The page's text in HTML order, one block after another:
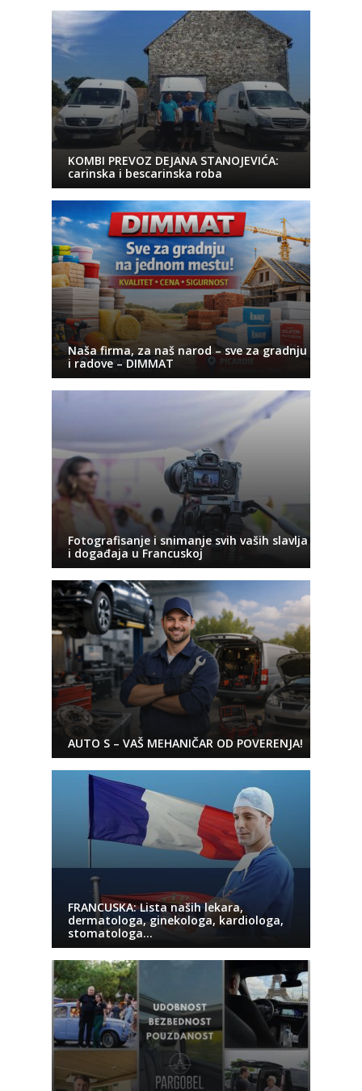
KOMBI PREVOZ DEJANA STANOJEVIĆA:
carinska i bescarinska roba
Naša firma, za naš narod – sve za gradnju
i radove – DIMMAT
Fotografisanje i snimanje svih vaših slavlja
i događaja u Francuskoj
AUTO S – VAŠ MEHANIČAR OD POVERENJA!
FRANCUSKA: Lista naših lekara,
dermatologa, ginekologa, kardiologa,
stomatologa…